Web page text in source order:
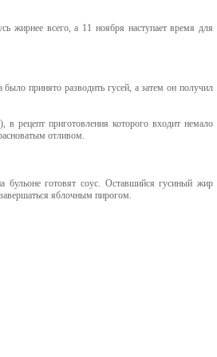
жирнее всего, а 11 ноября наступает время для
принято разводить гусей, а затем он получил
рецепт приготовления которого входит немало
отливом.
готовят соус. Оставшийся гусиный жир
яблочным пирогом.